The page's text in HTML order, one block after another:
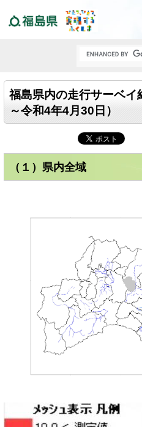
福島県内の走行サーベイ
～令和4年4月30日）
（１）県内全域